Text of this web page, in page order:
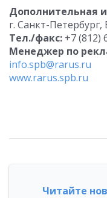
Дополнительная
г. Санкт-
Тел./факс: +7 (812)
Менеджер по
info.spb@rarus.ru
www.rarus.spb.ru
Читайте